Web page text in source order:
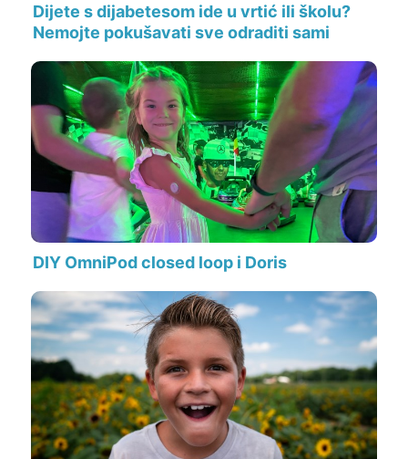
Dijete s dijabetesom ide u vrtić ili školu?
Nemojte pokušavati sve odraditi sami
DIY OmniPod closed loop i Doris